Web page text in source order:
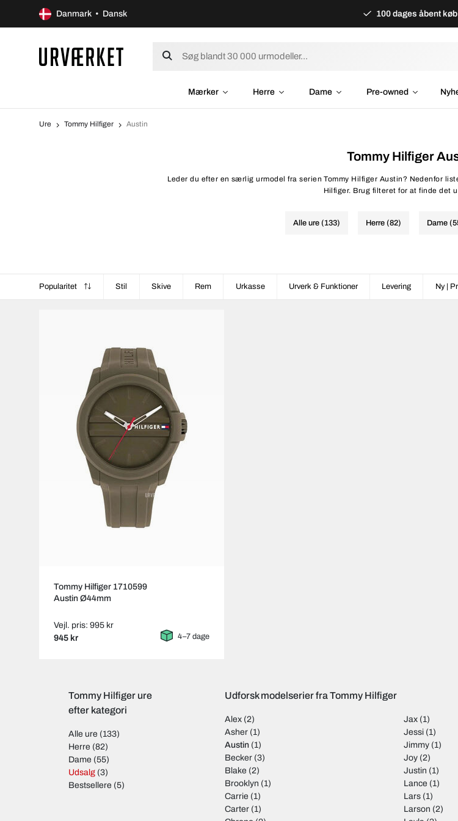
Danmark • Dansk 100 dages åbent køb
Mærker Herre Dame Pre-owned
Ure Tommy Hilfiger Austin
Tommy Hilfiger
Leder du efter en særlig urmodel fra serien Tommy Hilfiger Austin? Nedenfor
Hilfiger. Brug filteret for at finde det
Alle ure (133) Herre (82) Dame
Popularitet Stil Skive Rem Urkasse Urverk & Funktioner Levering Ny |
Tommy Hilfiger 1710599
Austin Ø44mm
Vejl. pris: 995 kr
945 kr 4–7 dage
Tommy Hilfiger ure
efter kategori
Alle ure (133)
Herre (82)
Dame (55)
Udsalg (3)
Bestsellere (5)
Udforsk modelserier fra Tommy Hilfiger
Alex (2)
Asher (1)
Austin (1)
Becker (3)
Blake (2)
Brooklyn (1)
Carrie (1)
Carter (1)
Jax(1)
Jessi(1)
Jimmy(1)
Joy(2)
Justin (1)
Lance (1)
Lars(1)
Larson (2)